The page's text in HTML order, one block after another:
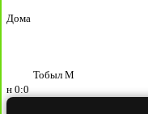
Дома
Тобыл М
н 0:0